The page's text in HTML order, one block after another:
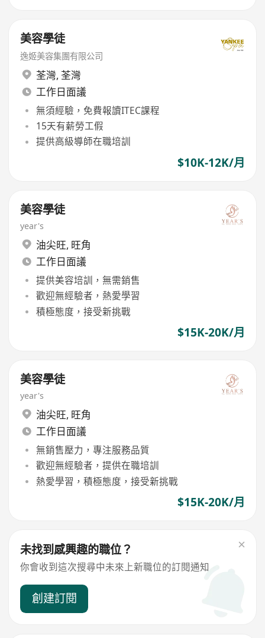
美容學徒
逸姬美容集團有限公司
荃灣, 荃灣
工作日面議
無須經驗，免費報讀ITEC課程
15天有薪勞工假
提供高級導師在職培訓
$10K-12K/月
美容學徒
year's
油尖旺, 旺角
工作日面議
提供美容培訓，無需銷售
歡迎無經驗者，熱愛學習
積極態度，接受新挑戰
$15K-20K/月
美容學徒
year's
油尖旺, 旺角
工作日面議
無銷售壓力，專注服務品質
歡迎無經驗者，提供在職培訓
熱愛學習，積極態度，接受新挑戰
$15K-20K/月
未找到感興趣的職位？
你會收到這次搜尋中未來上新職位的訂閱通知
創建訂閱